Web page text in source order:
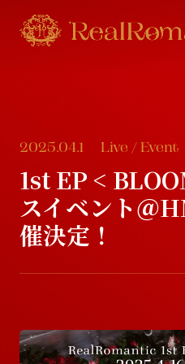
Ne
Ne
Pr
Pr
Sch
Sch
Disco
2025.04.1 Live / Event
1st EP <
スイベント＠
催決定！